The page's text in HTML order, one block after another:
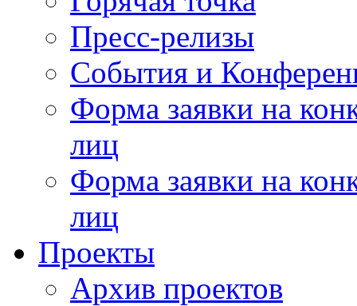
Пресс-релизы
События и
Форма заявки на
лиц
Форма заявки на
лиц
Проекты
Архив проектов